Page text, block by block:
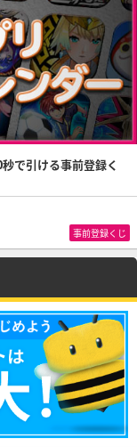
で引ける事前登録く
事前登録くじ